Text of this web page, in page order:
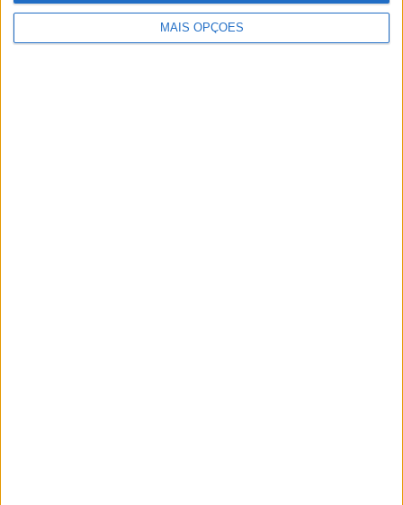
MAIS OPÇÕES
MXGP: HERLINGS IMPARÁVEL NA AREIA DE
LOMMEL; VITÓRIA RECORDE E LIDERANÇA